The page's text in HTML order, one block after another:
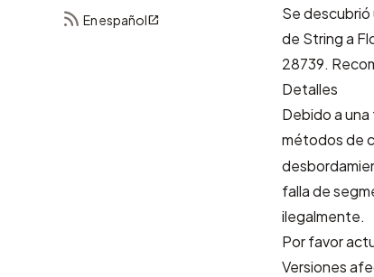
En español
Se
de String a
28739.
Detalles
Debido a
métodos de
falla de
ilegalmente.
Por favor
Versiones